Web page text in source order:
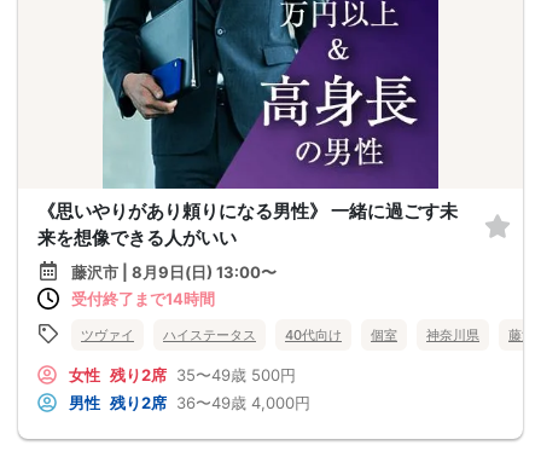
《思いやりがあり頼りになる男性》 一緒に過ごす未
来を想像できる人がいい
藤沢市 | 8月9日(日) 13:00〜
受付終了まで14時間
ツヴァイ ハイステータス 40代向け 個室 神奈川県 藤沢
女性 残り2席 35〜49歳 500円
男性 残り2席 36〜49歳 4,000円